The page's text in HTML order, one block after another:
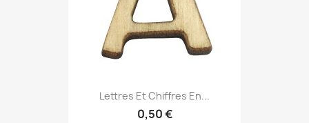
Lettres Et Chiffres En...
0,50 €